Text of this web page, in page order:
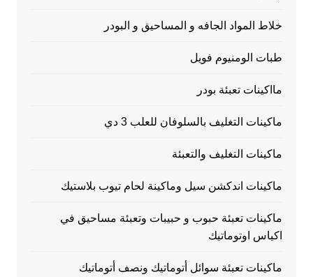
خلاط المواد الجافه و المساحيق و البودر
طبات الومنيوم فويل
مااكينات تعبئة بودر
ماكينات التغليف بالسلوفان للعلب 3 دي
ماكينات التغليف والتعبئة
ماكينات اندكشن سيل وماكينة لحام تيوب بلاستيك
ماكينات تعبئة حبوب و حبيبات وتعبئة مساحيق في
اكياس اوتوماتيك
ماكينات تعبئة سوائل أتوماتيك ونصف أتوماتيك